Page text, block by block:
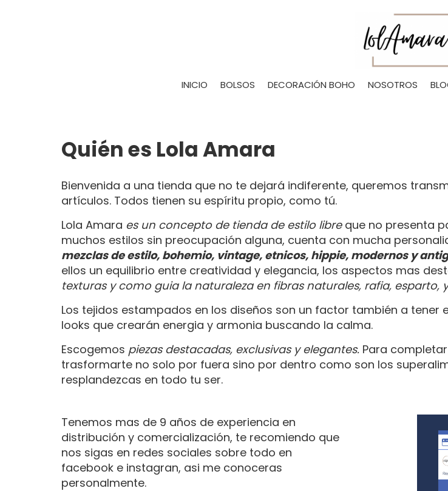
INICIO BOLSOS DECORACIÓN BOHO NOSOTROS
Quién es Lola Amara
Bienvenida a una tienda que no te dejará indiferente, queremos
artículos. Todos tienen su espíritu propio, como tú.
Lola Amara es un concepto de tienda de estilo libre que no presenta
muchos estilos sin preocupación alguna, cuenta con mucha
mezclas de estilo, bohemio, vintage, etnicos, hippie, modernos y
ellos un equilibrio entre creatividad y elegancia, los aspectos mas
texturas y como guia la naturaleza en fibras naturales, rafia,
Los tejidos estampados en los diseños son un factor también a
looks que crearán energia y armonia buscando la calma.
Escogemos piezas destacadas, exclusivas y elegantes.Para
trasformarte no solo por fuera sino por dentro como son los
resplandezcas en todo tu ser.
Tenemos mas de 9 años de experiencia en
distribución y comercialización, te recomiendo que
nos sigas en redes sociales sobre todo en
facebook e instagran, asi me conoceras
personalmente.